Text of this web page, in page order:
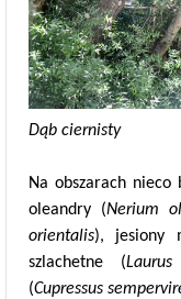
Dąb ciernisty
Na obszarach
oleandry (Nerium
orientalis), jesiony
szlachetne (
(Cupressus